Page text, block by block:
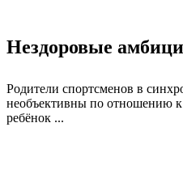
Нездоровые
Родители спортсменов в
необъективны по отношению к
ребёнок ...